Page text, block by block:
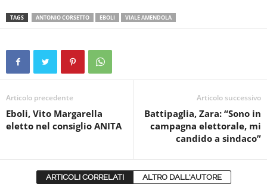
TAGS ANTONIO CORSETTO EBOLI VIALE AMENDOLA
Articolo precedente
Eboli, Vito Margarella
eletto nel consiglio ANITA
Articolo successivo
Battipaglia, Zara: “Sono in
campagna elettorale, mi
candido a sindaco”
ARTICOLI CORRELATI ALTRO DALL'AUTORE